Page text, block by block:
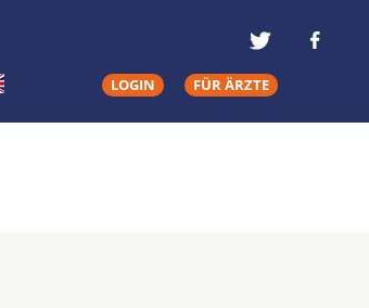
LOGIN FÜR ÄRZTE